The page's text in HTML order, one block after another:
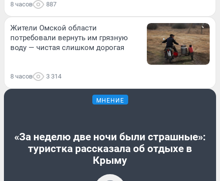
8 часов 887
Жители Омской области
потребовали вернуть им грязную
воду — чистая слишком дорогая
8 часов 3 314
МНЕНИЕ
«За неделю две ночи были страшные»:
туристка рассказала об отдыхе в
Крыму